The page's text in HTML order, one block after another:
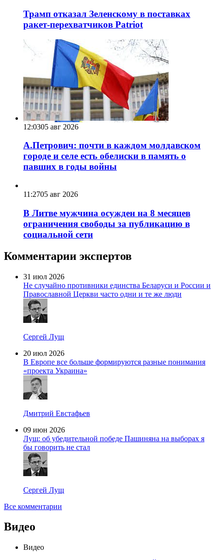
Трамп отказал Зеленскому в поставках
ракет-перехватчиков Patriot
12:0305 авг 2026
А.Петрович: почти в каждом молдавском
городе и селе есть обелиски в память о
павших в годы войны
11:2705 авг 2026
В Литве мужчина осужден на 8 месяцев
ограничения свободы за публикацию в
социальной сети
Комментарии экспертов
31 июл 2026
Не случайно противники единства Беларуси и России и
Православной Церкви часто одни и те же люди
Сергей Лущ
20 июл 2026
В Европе все больше формируются разные понимания
«проекта Украина»
Дмитрий Евстафьев
09 июн 2026
Лущ: об убедительной победе Пашиняна на выборах я
бы говорить не стал
Сергей Лущ
Все комментарии
Видео
Видео